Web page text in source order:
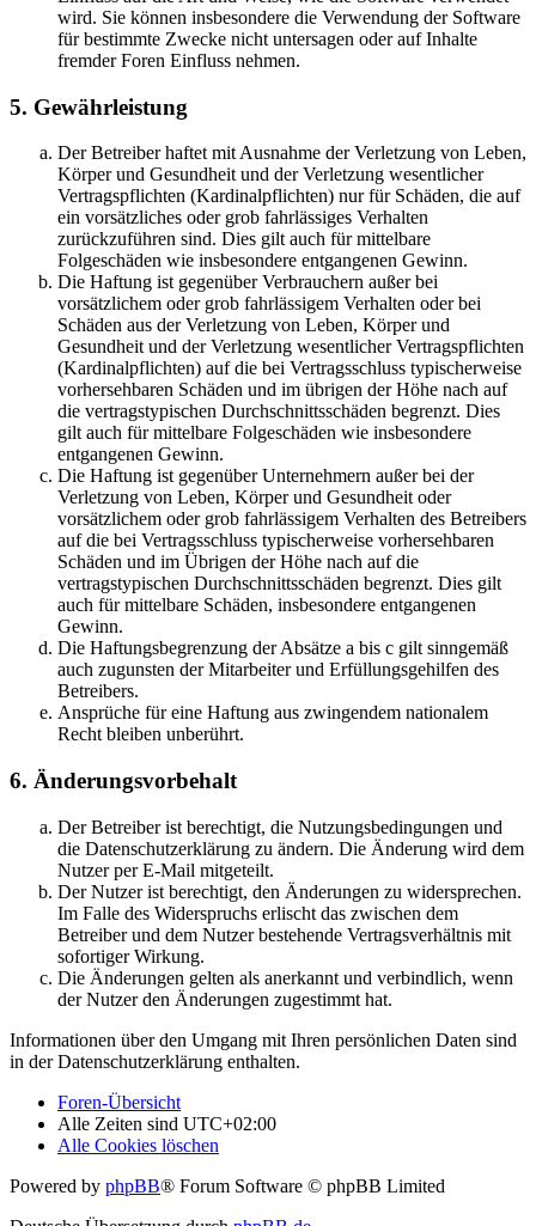
wird. Sie können insbesondere die Verwendung der Software
für bestimmte Zwecke nicht untersagen oder auf Inhalte
fremder Foren Einfluss nehmen.
5. Gewährleistung
Der Betreiber haftet mit Ausnahme der Verletzung von Leben,
Körper und Gesundheit und der Verletzung wesentlicher
Vertragspflichten (Kardinalpflichten) nur für Schäden, die auf
ein vorsätzliches oder grob fahrlässiges Verhalten
zurückzuführen sind. Dies gilt auch für mittelbare
Folgeschäden wie insbesondere entgangenen Gewinn.
Die Haftung ist gegenüber Verbrauchern außer bei
vorsätzlichem oder grob fahrlässigem Verhalten oder bei
Schäden aus der Verletzung von Leben, Körper und
Gesundheit und der Verletzung wesentlicher Vertragspflichten
(Kardinalpflichten) auf die bei Vertragsschluss typischerweise
vorhersehbaren Schäden und im übrigen der Höhe nach auf
die vertragstypischen Durchschnittsschäden begrenzt. Dies
gilt auch für mittelbare Folgeschäden wie insbesondere
entgangenen Gewinn.
Die Haftung ist gegenüber Unternehmern außer bei der
Verletzung von Leben, Körper und Gesundheit oder
vorsätzlichem oder grob fahrlässigem Verhalten des Betreibers
auf die bei Vertragsschluss typischerweise vorhersehbaren
Schäden und im Übrigen der Höhe nach auf die
vertragstypischen Durchschnittsschäden begrenzt. Dies gilt
auch für mittelbare Schäden, insbesondere entgangenen
Gewinn.
Die Haftungsbegrenzung der Absätze a bis c gilt sinngemäß
auch zugunsten der Mitarbeiter und Erfüllungsgehilfen des
Betreibers.
Ansprüche für eine Haftung aus zwingendem nationalem
Recht bleiben unberührt.
6. Änderungsvorbehalt
Der Betreiber ist berechtigt, die Nutzungsbedingungen und
die Datenschutzerklärung zu ändern. Die Änderung wird dem
Nutzer per E-Mail mitgeteilt.
Der Nutzer ist berechtigt, den Änderungen zu widersprechen.
Im Falle des Widerspruchs erlischt das zwischen dem
Betreiber und dem Nutzer bestehende Vertragsverhältnis mit
sofortiger Wirkung.
Die Änderungen gelten als anerkannt und verbindlich, wenn
der Nutzer den Änderungen zugestimmt hat.
Informationen über den Umgang mit Ihren persönlichen Daten sind
in der Datenschutzerklärung enthalten.
Foren-Übersicht
Alle Zeiten sind UTC+02:00
Alle Cookies löschen
Powered by phpBB® Forum Software © phpBB Limited